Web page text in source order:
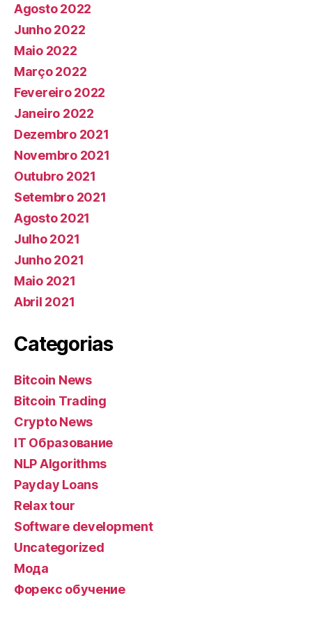
Agosto 2022
Junho 2022
Maio 2022
Março 2022
Fevereiro 2022
Janeiro 2022
Dezembro 2021
Novembro 2021
Outubro 2021
Setembro 2021
Agosto 2021
Julho 2021
Junho 2021
Maio 2021
Abril 2021
Categorias
Bitcoin News
Bitcoin Trading
Crypto News
IT Образование
NLP Algorithms
Payday Loans
Relax tour
Software development
Uncategorized
Мода
Форекс обучение